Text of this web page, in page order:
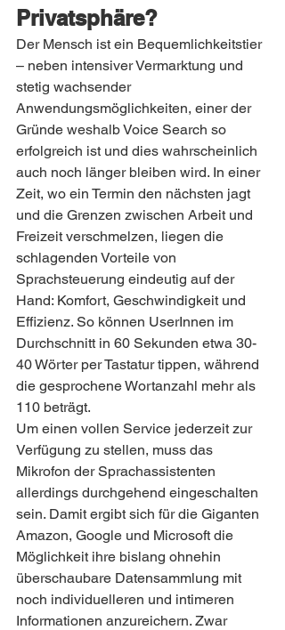
Privatsphäre?
Der Mensch ist ein Bequemlichkeitstier
– neben intensiver Vermarktung und
stetig wachsender
Anwendungsmöglichkeiten, einer der
Gründe weshalb Voice Search so
erfolgreich ist und dies wahrscheinlich
auch noch länger bleiben wird. In einer
Zeit, wo ein Termin den nächsten jagt
und die Grenzen zwischen Arbeit und
Freizeit verschmelzen, liegen die
schlagenden Vorteile von
Sprachsteuerung eindeutig auf der
Hand: Komfort, Geschwindigkeit und
Effizienz. So können UserInnen im
Durchschnitt in 60 Sekunden etwa 30-
40 Wörter per Tastatur tippen, während
die gesprochene Wortanzahl mehr als
110 beträgt.
Um einen vollen Service jederzeit zur
Verfügung zu stellen, muss das
Mikrofon der Sprachassistenten
allerdings durchgehend eingeschalten
sein. Damit ergibt sich für die Giganten
Amazon, Google und Microsoft die
Möglichkeit ihre bislang ohnehin
überschaubare Datensammlung mit
noch individuelleren und intimeren
Informationen anzureichern. Zwar